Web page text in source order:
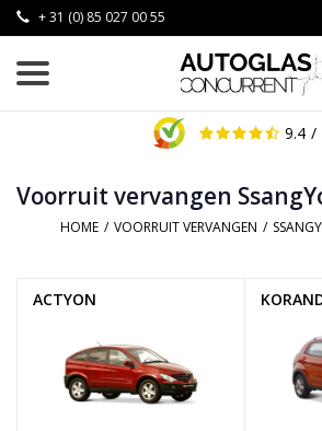
+ 31 (0) 85 027 00 55
9.4 /
Voorruit vervangen
HOME / VOORRUIT VERVANGEN /
ACTYON